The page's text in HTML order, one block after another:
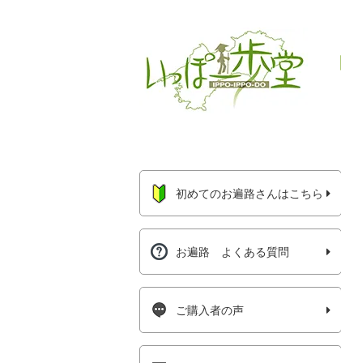
初めてのお遍路さんはこちら
お遍路 よくある質問
ご購入者の声